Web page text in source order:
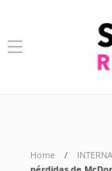
Home